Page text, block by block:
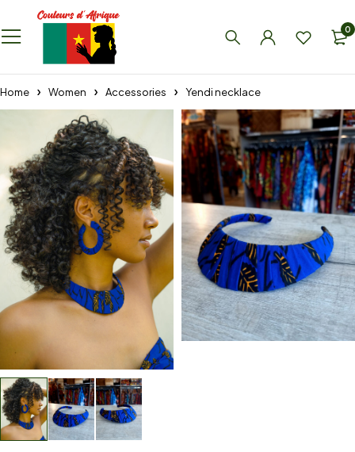
0
Home Women Accessories Yendi necklace